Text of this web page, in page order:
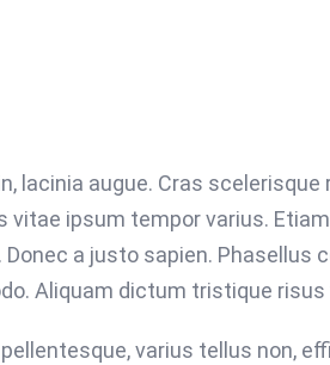
lacinia augue. Cras
vitae ipsum tempor varius.
a justo sapien. Phasellus
Aliquam dictum tristique risus
varius tellus non,